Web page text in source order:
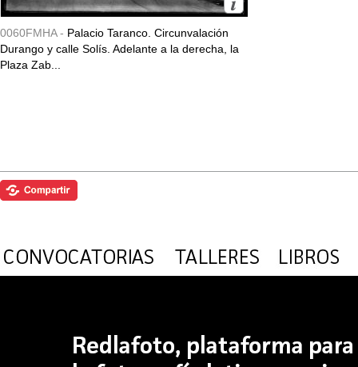
0060FMHA - Palacio Taranco. Circunvalación
Durango y calle Solís. Adelante a la derecha, la
Plaza Zab...